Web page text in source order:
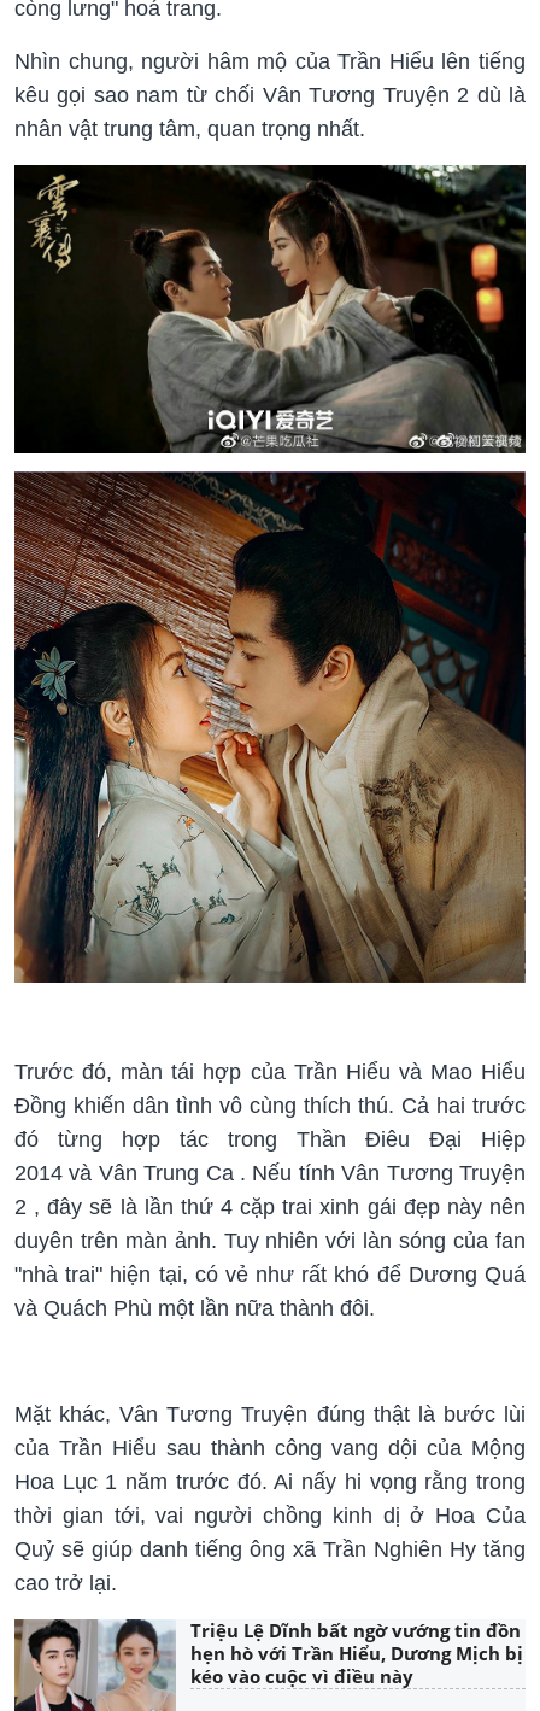
còng lưng" hoá trang.
Nhìn chung, người hâm mộ của Trần Hiểu lên tiếng
kêu gọi sao nam từ chối Vân Tương Truyện 2 dù là
nhân vật trung tâm, quan trọng nhất.
Trước đó, màn tái hợp của Trần Hiểu và Mao Hiểu
Đồng khiến dân tình vô cùng thích thú. Cả hai trước
đó từng hợp tác trong Thần Điêu Đại Hiệp
2014 và Vân Trung Ca . Nếu tính Vân Tương Truyện
2 , đây sẽ là lần thứ 4 cặp trai xinh gái đẹp này nên
duyên trên màn ảnh. Tuy nhiên với làn sóng của fan
"nhà trai" hiện tại, có vẻ như rất khó để Dương Quá
và Quách Phù một lần nữa thành đôi.
Mặt khác, Vân Tương Truyện đúng thật là bước lùi
của Trần Hiểu sau thành công vang dội của Mộng
Hoa Lục 1 năm trước đó. Ai nấy hi vọng rằng trong
thời gian tới, vai người chồng kinh dị ở Hoa Của
Quỷ sẽ giúp danh tiếng ông xã Trần Nghiên Hy tăng
cao trở lại.
Triệu Lệ Dĩnh bất ngờ vướng tin đồn
hẹn hò với Trần Hiểu, Dương Mịch bị
kéo vào cuộc vì điều này